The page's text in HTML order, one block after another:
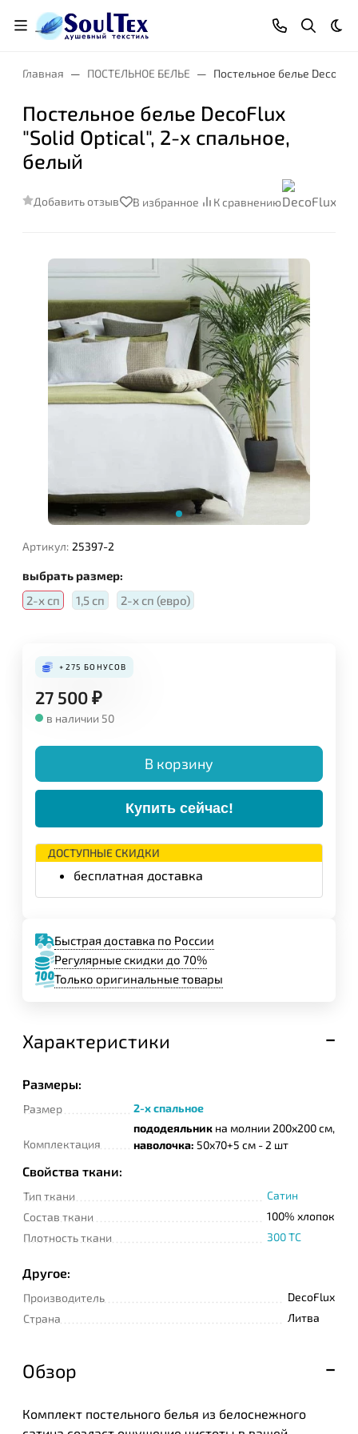
Главная ПОСТЕЛЬНОЕ БЕЛЬЕ Постельное белье
Постельное белье DecoFlux
"Solid Optical", 2-х спальное,
белый
Добавить отзыв В избранное К сравнению
Артикул: 25397-2
выбрать размер:
2-х сп
1,5 сп 2-х сп (евро)
+275 БОНУСОВ
27 500₽
в наличии 50
В корзину
Купить сейчас!
ДОСТУПНЫЕ СКИДКИ
бесплатная доставка
Быстрая доставка по России
Регулярные скидки до 70%
Только оригинальные товары
Характеристики
Размеры:
Размер 2-х спальное
Комплектация
пододеяльник на молнии 200х200 см,
наволочка: 50х70+5 см - 2 шт
Свойства ткани:
Тип ткани
Сатин
Состав ткани
100% хлопок
Плотность ткани
300 TC
Другое:
Производитель
DecoFlux
Страна
Литва
Обзор
Комплект постельного белья из белоснежного